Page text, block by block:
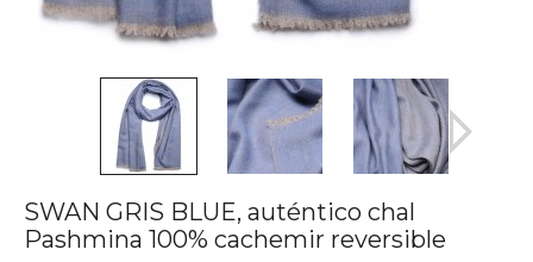
SWAN GRIS BLUE, auténtico chal
Pashmina 100% cachemir reversible